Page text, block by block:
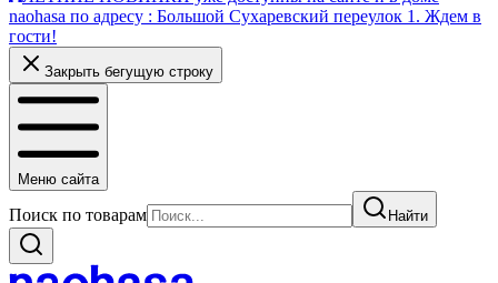
naohasa по адресу : Большой Сухаревский переулок 1. Ждем в
гости!
Закрыть бегущую строку
Меню сайта
Поиск по товарам Найти